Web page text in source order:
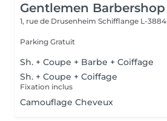
Gentlemen Barbershop
1, rue de Drusenheim Schifflange L-3884
Parking Gratuit
Sh. + Coupe + Barbe + Coiffage
Sh. + Coupe + Coiffage
Fixation inclus
Camouflage Cheveux